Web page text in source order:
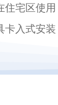
住宅区使用
卡入式安装